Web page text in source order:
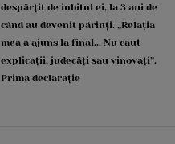
despărțit de iubitul ei, la 3 ani de
când au devenit părinți. „Relația
mea a ajuns la final... Nu caut
explicații, judecăți sau vinovați”.
Prima declarație